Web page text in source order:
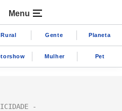
Menu
Rural Gente Planeta
Mulher Pet